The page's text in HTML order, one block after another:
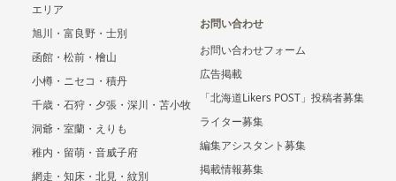
エリア
旭川・富良野・士別
函館・松前・檜山
小樽・ニセコ・積丹
千歳・石狩・夕張・深川・苫小牧
洞爺・室蘭・えりも
稚内・留萌・音威子府
網走・知床・北見・紋別
お問い合わせ
お問い合わせフォーム
広告掲載
「北海道Likers POST」投稿者募集
ライター募集
編集アシスタント募集
掲載情報募集